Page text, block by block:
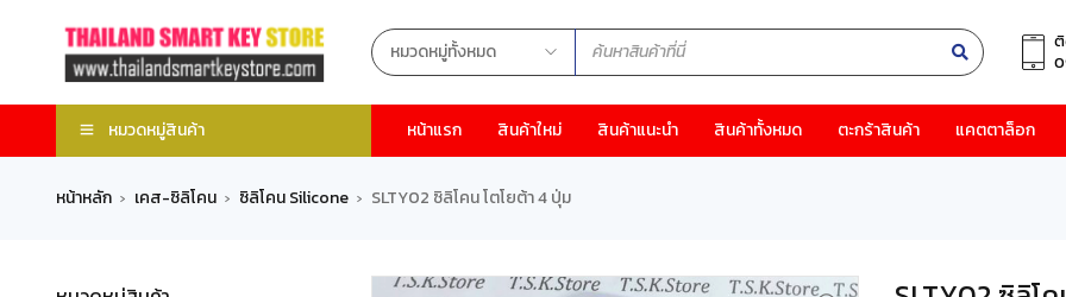
หมวดหมู่สินค้า หน้าแรก สินค้าใหม่ สินค้าแนะนำ สินค้าทั้งหมด ตะกร้าสินค้า แคตตาล็อก
หน้าหลัก › เคส-ซิลิโคน › ซิลิโคน Silicone › SLTY02 ซิลิโคน โตโยต้า 4 ปุ่ม